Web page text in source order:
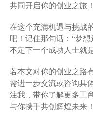
共同开启你的创业之旅！
在这个充满机遇与挑战
吧！记住那句话：“梦
不定下一个成功人士就
若本文对你的创业之路
需进一步交流或咨询具
注我，带你了解更多工
与你携手共创辉煌未来！